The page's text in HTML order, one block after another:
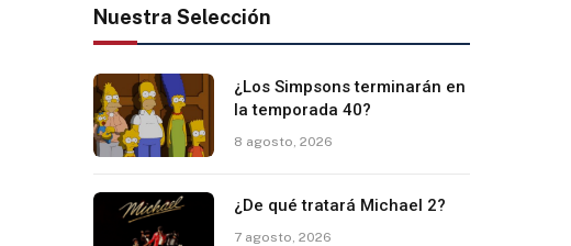
Nuestra Selección
¿Los Simpsons terminarán en
la temporada 40?
8 agosto, 2026
¿De qué tratará Michael 2?
7 agosto, 2026